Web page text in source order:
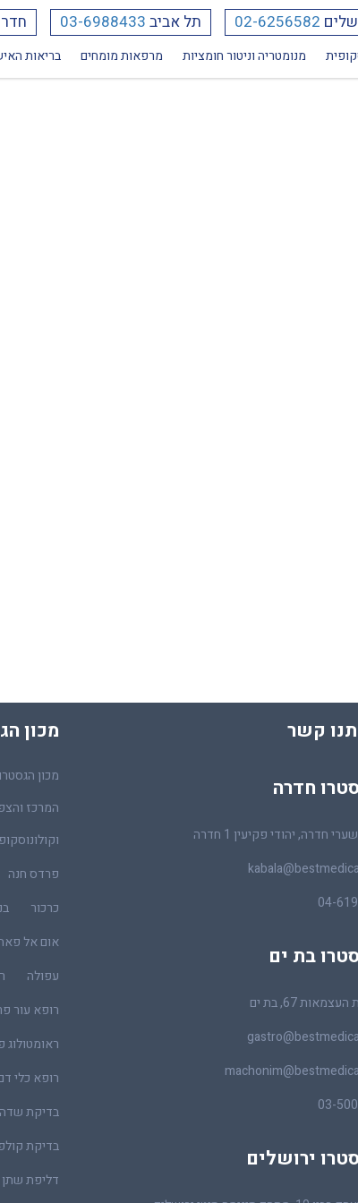
תל אביב 03-6988433 02-6256582
מנומטריה וניטור חומציות מרפאות מומחים בריאות
מכון
מכון
המרכז
פרדס חנה
כרכור
אום אל
עפולה
רופא עור
ראומטולוג
רופא כלי
בדיקת שדה
בדיקת
דליפת
קשר
חדרה
חדרה, יהודי פקיעין 1 חדרה
04-
בת ים
67, בת ים
03-
ירושלים